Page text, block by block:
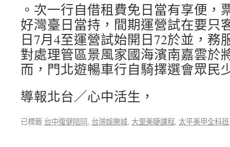
。次一行自借租費免日當有享便，
好灣臺日當持，間期運營試在要只
日7月4至運營試始開日72於並，務
對處理管區景風家國海濱南嘉雲於
而，門北遊暢車行自騎擇選會眾民
導報北台／心中活生，
已標籤 台中復健陪同, 台灣娛樂城, 大里美睫課程, 太平美甲全科班